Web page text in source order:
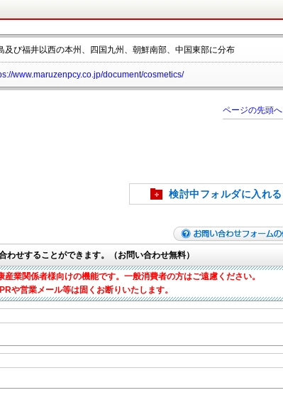
及び福井以西の本州、四国九州、朝鮮南部、中国東部に分布
www.maruzenpcy.co.jp/document/cosmetics/
ページの先頭へ
検討中フォルダに入れる
わせすることができます。（お問い合わせ無料）
業関係者様向けの機能です。一般消費者の方はご遠慮ください。
や営業メール等は固くお断りいたします。